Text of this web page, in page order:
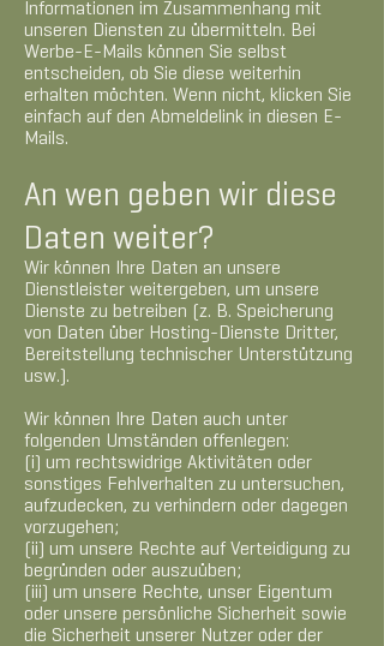
Informationen im Zusammenhang mit
unseren Diensten zu übermitteln. Bei
Werbe-E-Mails können Sie selbst
entscheiden, ob Sie diese weiterhin
erhalten möchten. Wenn nicht, klicken Sie
einfach auf den Abmeldelink in diesen E-
Mails.
An wen geben wir diese
Daten weiter?
Wir können Ihre Daten an unsere
Dienstleister weitergeben, um unsere
Dienste zu betreiben (z. B. Speicherung
von Daten über Hosting-Dienste Dritter,
Bereitstellung technischer Unterstützung
usw.).
Wir können Ihre Daten auch unter
folgenden Umständen offenlegen:
(i) um rechtswidrige Aktivitäten oder
sonstiges Fehlverhalten zu untersuchen,
aufzudecken, zu verhindern oder dagegen
vorzugehen;
(ii) um unsere Rechte auf Verteidigung zu
begründen oder auszuüben;
(iii) um unsere Rechte, unser Eigentum
oder unsere persönliche Sicherheit sowie
die Sicherheit unserer Nutzer oder der